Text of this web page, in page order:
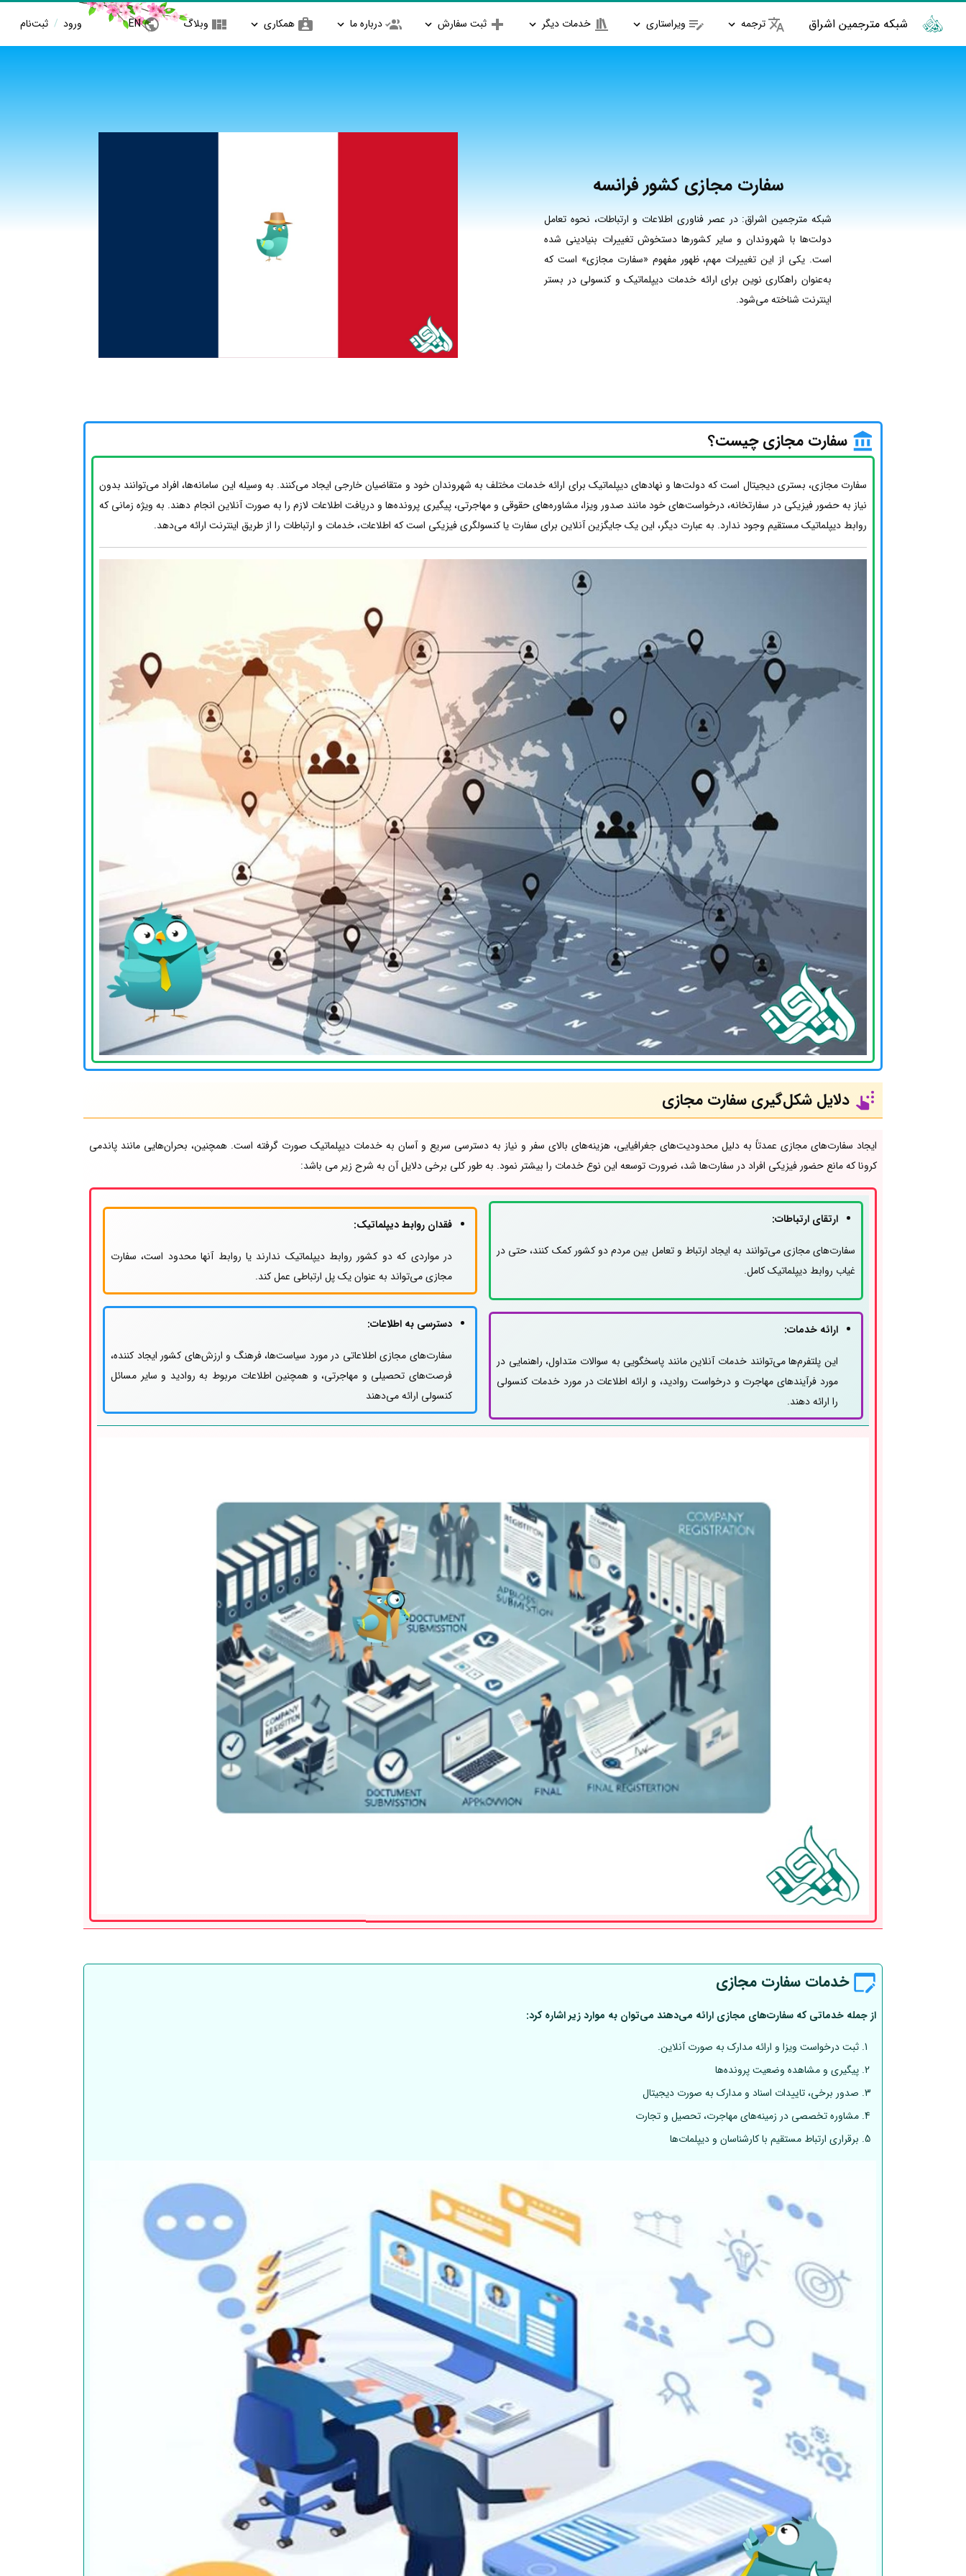
شبکه مترجمین اشراق ترجمه ویراستاری خدمات دیگر ثبت سفارش درباره ما همکاری وبلاگ EN ورود / ثبت‌نام
سفارت مجازی کشور فرانسه
شبکه مترجمین اشراق: در عصر فناوری اطلاعات و ارتباطات، نحوه تعامل
دولت‌ها با شهروندان و سایر کشورها دستخوش تغییرات بنیادینی شده
است. یکی از این تغییرات مهم، ظهور مفهوم «سفارت مجازی» است که
به‌عنوان راهکاری نوین برای ارائه خدمات دیپلماتیک و کنسولی در بستر
اینترنت شناخته می‌شود.
سفارت مجازی چیست؟
سفارت مجازی، بستری دیجیتال است که دولت‌ها و نهادهای دیپلماتیک برای ارائه خدمات مختلف به شهروندان خود و متقاضیان خارجی ایجاد می‌کنند. به وسیله این سامانه‌ها، افراد می‌توانند بدون
نیاز به حضور فیزیکی در سفارتخانه، درخواست‌های خود مانند صدور ویزا، مشاوره‌های حقوقی و مهاجرتی، پیگیری پرونده‌ها و دریافت اطلاعات لازم را به صورت آنلاین انجام دهند. به ویژه زمانی که
روابط دیپلماتیک مستقیم وجود ندارد. به عبارت دیگر، این یک جایگزین آنلاین برای سفارت یا کنسولگری فیزیکی است که اطلاعات، خدمات و ارتباطات را از طریق اینترنت ارائه می‌دهد.
دلایل شکل‌گیری سفارت مجازی
ایجاد سفارت‌های مجازی عمدتاً به دلیل محدودیت‌های جغرافیایی، هزینه‌های بالای سفر و نیاز به دسترسی سریع و آسان به خدمات دیپلماتیک صورت گرفته است. همچنین، بحران‌هایی مانند پاندمی
کرونا که مانع حضور فیزیکی افراد در سفارت‌ها شد، ضرورت توسعه این نوع خدمات را بیشتر نمود. به طور کلی برخی دلایل آن به شرح زیر می باشد:
ارتقای ارتباطات:
سفارت‌های مجازی می‌توانند به ایجاد ارتباط و تعامل بین مردم دو کشور کمک کنند، حتی در
غیاب روابط دیپلماتیک کامل.
ارائه خدمات:
این پلتفرم‌ها می‌توانند خدمات آنلاین مانند پاسخگویی به سوالات متداول، راهنمایی در
مورد فرآیندهای مهاجرت و درخواست روادید، و ارائه اطلاعات در مورد خدمات کنسولی
را ارائه دهند.
فقدان روابط دیپلماتیک:
در مواردی که دو کشور روابط دیپلماتیک ندارند یا روابط آنها محدود است، سفارت
مجازی می‌تواند به عنوان یک پل ارتباطی عمل کند.
دسترسی به اطلاعات:
سفارت‌های مجازی اطلاعاتی در مورد سیاست‌ها، فرهنگ و ارزش‌های کشور ایجاد کننده،
فرصت‌های تحصیلی و مهاجرتی، و همچنین اطلاعات مربوط به روادید و سایر مسائل
کنسولی ارائه می‌دهند
خدمات سفارت مجازی
از جمله خدماتی که سفارت‌های مجازی ارائه می‌دهند می‌توان به موارد زیر اشاره کرد:
ثبت درخواست ویزا و ارائه مدارک به صورت آنلاین.
پیگیری و مشاهده وضعیت پرونده‌ها
صدور برخی، تاییدات اسناد و مدارک به صورت دیجیتال
مشاوره تخصصی در زمینه‌های مهاجرت، تحصیل و تجارت
برقراری ارتباط مستقیم با کارشناسان و دیپلمات‌ها